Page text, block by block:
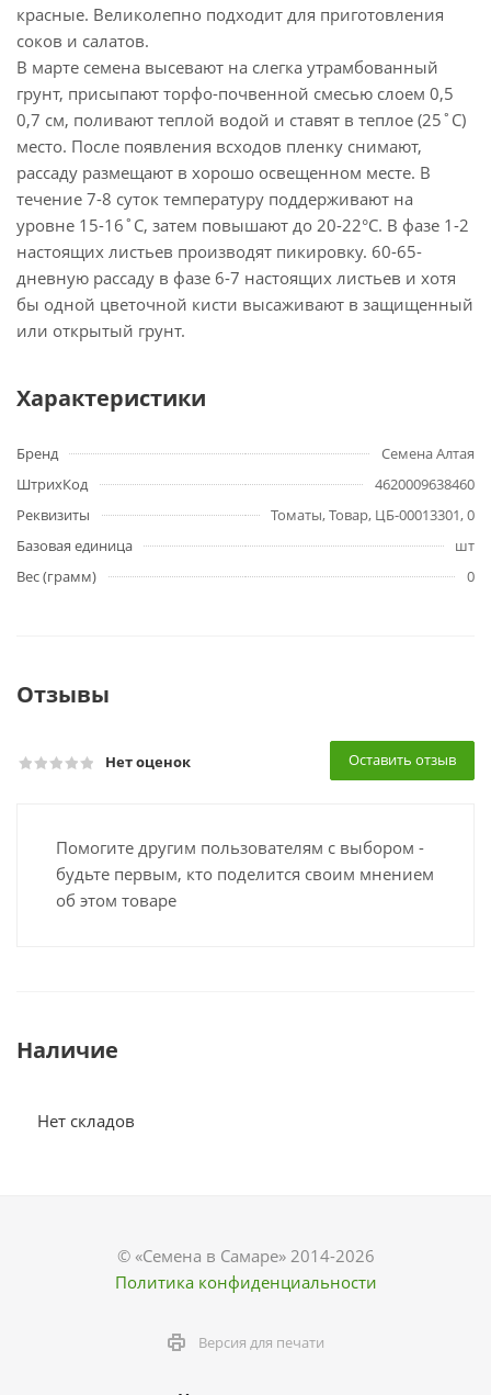
красные. Великолепно подходит для приготовления
соков и салатов.
В марте семена высевают на слегка утрамбованный
грунт, присыпают торфо-почвенной смесью слоем 0,5
0,7 см, поливают теплой водой и ставят в теплое (25˚С)
место. После появления всходов пленку снимают,
рассаду размещают в хорошо освещенном месте. В
течение 7-8 суток температуру поддерживают на
уровне 15-16˚С, затем повышают до 20-22°С. В фазе 1-2
настоящих листьев производят пикировку. 60-65-
дневную рассаду в фазе 6-7 настоящих листьев и хотя
бы одной цветочной кисти высаживают в защищенный
или открытый грунт.
Характеристики
Бренд
Семена Алтая
ШтрихКод
4620009638460
Реквизиты
Томаты, Товар, ЦБ-00013301, 0
Базовая единица
шт
Вес (грамм)
0
Отзывы
Нет оценок Оставить отзыв
Помогите другим пользователям с выбором -
будьте первым, кто поделится своим мнением
об этом товаре
Наличие
Нет складов
© «Семена в Самаре» 2014-2026
Политика конфиденциальности
Версия для печати